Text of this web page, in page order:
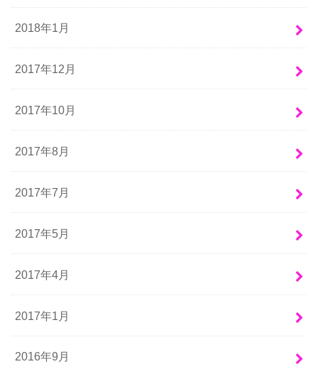
2018年1月
2017年12月
2017年10月
2017年8月
2017年7月
2017年5月
2017年4月
2017年1月
2016年9月